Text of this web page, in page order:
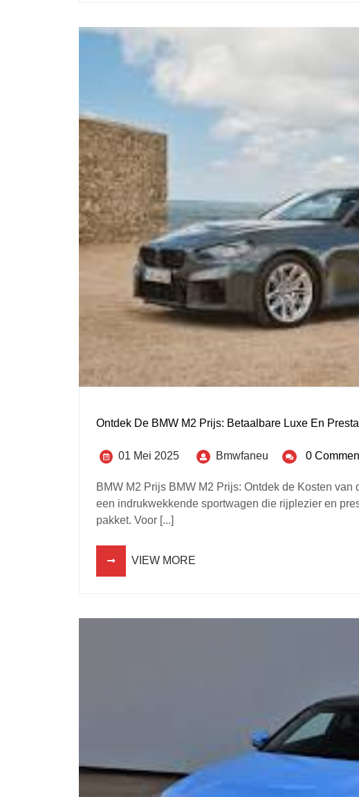
Ontdek De BMW M2 Prijs: Betaalbare Luxe En
01 Mei 2025 Bmwfaneu 0
BMW M2 Prijs BMW M2 Prijs: Ontdek de Kosten
een indrukwekkende sportwagen die rijplezier en
pakket. Voor [...]
VIEW MORE